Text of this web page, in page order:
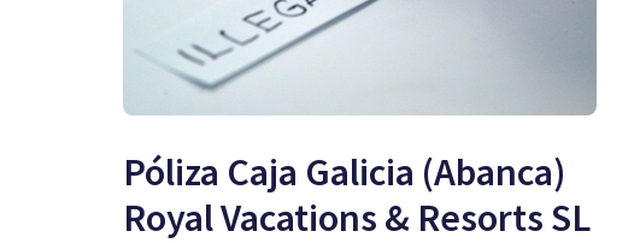
Póliza Caja Galicia (Abanca)
Royal Vacations & Resorts SL